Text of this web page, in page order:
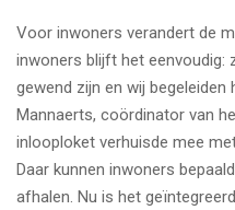
Voor inwoners verandert de
inwoners blijft het eenvoudig:
gewend zijn en wij begeleiden
Mannaerts, coördinator van
inlooploket verhuisde mee
Daar kunnen inwoners
afhalen. Nu is het